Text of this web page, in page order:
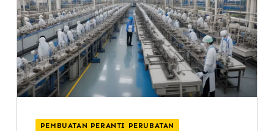
PEMBUATAN PERANTI PERUBATAN